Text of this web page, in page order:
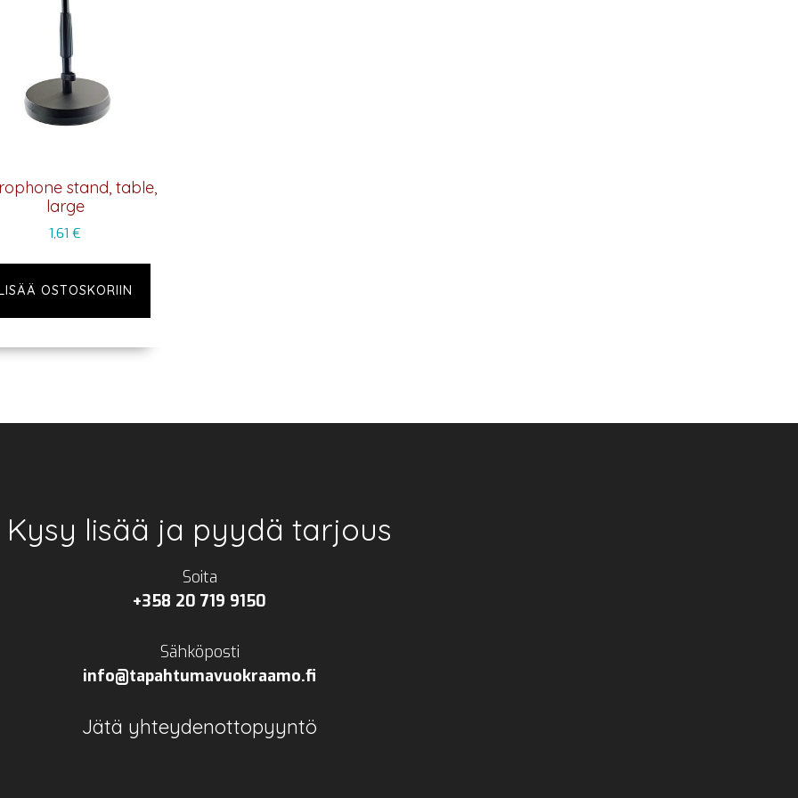
stand, table,
large
1,61€
OSTOSKORIIN
Kysy lisää ja pyydä tarjous
Soita
+358 20 719 9150
Sähköposti
info@tapahtumavuokraamo.fi
Jätä yhteydenottopyyntö